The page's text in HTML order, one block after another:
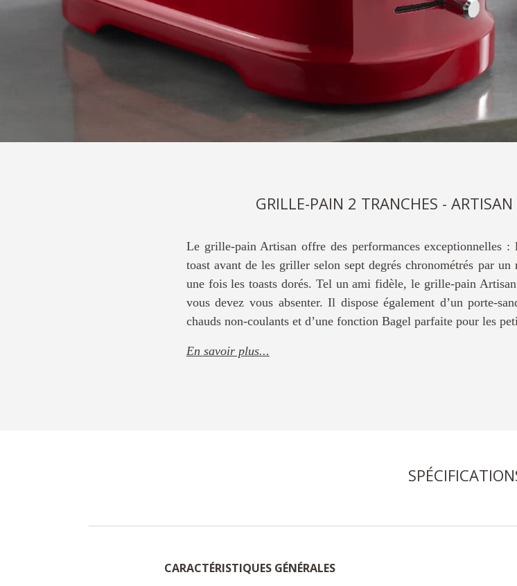
GRILLE-PAIN 2 TRANCHES -
Le grille-pain Artisan offre des performances exceptionnelles :
toast avant de les griller selon sept degrés chronométrés par
une fois les toasts dorés. Tel un ami fidèle, le grille-pain
vous devez vous absenter. Il dispose également d’un porte-
chauds non-coulants et d’une fonction Bagel parfaite pour les
En savoir plus...
CARACTÉRISTIQUES GÉNÉRALES